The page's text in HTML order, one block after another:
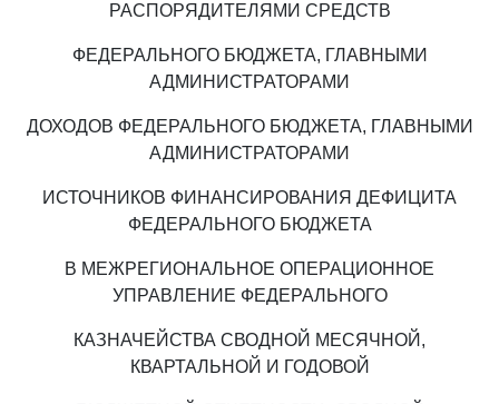
РАСПОРЯДИТЕЛЯМИ СРЕДСТВ
ФЕДЕРАЛЬНОГО БЮДЖЕТА, ГЛАВНЫМИ
АДМИНИСТРАТОРАМИ
ДОХОДОВ ФЕДЕРАЛЬНОГО БЮДЖЕТА, ГЛАВНЫМИ
АДМИНИСТРАТОРАМИ
ИСТОЧНИКОВ ФИНАНСИРОВАНИЯ ДЕФИЦИТА
ФЕДЕРАЛЬНОГО БЮДЖЕТА
В МЕЖРЕГИОНАЛЬНОЕ ОПЕРАЦИОННОЕ
УПРАВЛЕНИЕ ФЕДЕРАЛЬНОГО
КАЗНАЧЕЙСТВА СВОДНОЙ МЕСЯЧНОЙ,
КВАРТАЛЬНОЙ И ГОДОВОЙ